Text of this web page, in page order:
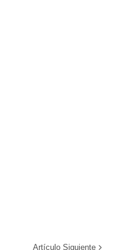
Artículo Siguiente